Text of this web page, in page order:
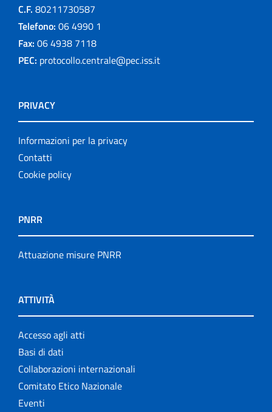
C.F. 80211730587
Telefono: 06 4990 1
Fax: 06 4938 7118
PEC: protocollo.centrale@pec.iss.it
PRIVACY
Informazioni per la privacy
Contatti
Cookie policy
PNRR
Attuazione misure PNRR
ATTIVITÀ
Accesso agli atti
Basi di dati
Collaborazioni internazionali
Comitato Etico Nazionale
Eventi